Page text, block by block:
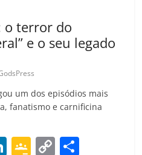
o terror do
e o seu legado
um dos episódios mais
fanatismo e carnificina
Li G C